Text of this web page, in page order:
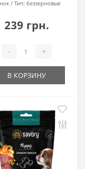
Тип: беззерновые
239 грн.
- +
В КОРЗИНУ